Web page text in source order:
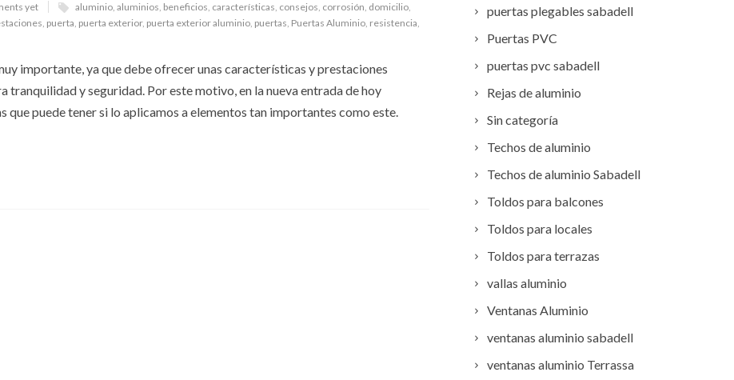
yet aluminio, aluminios, beneficios, características, consejos, corrosión, domicilio,
, puerta, puerta exterior, puerta exterior aluminio, puertas, Puertas Aluminio, resistencia,
importante, ya que debe ofrecer unas características y prestaciones
tranquilidad y seguridad. Por este motivo, en la nueva entrada de hoy
que puede tener si lo aplicamos a elementos tan importantes como este.
puertas plegables sabadell
Puertas PVC
puertas pvc sabadell
Rejas de aluminio
Sin categoría
Techos de aluminio
Techos de aluminio Sabadell
Toldos para balcones
Toldos para locales
Toldos para terrazas
vallas aluminio
Ventanas Aluminio
ventanas aluminio sabadell
ventanas aluminio Terrassa